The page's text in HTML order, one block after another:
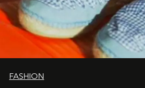
FASHION